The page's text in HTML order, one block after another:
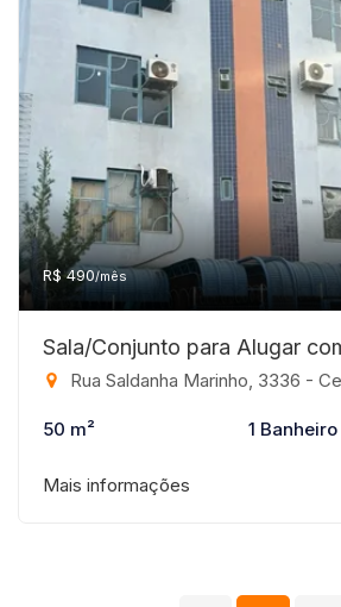
R$ 490/mês
Sala/Conjunto para Alugar
Rua Saldanha Marinho, 3336 - Centro,
50 m² 1 Banheiro
Mais informações